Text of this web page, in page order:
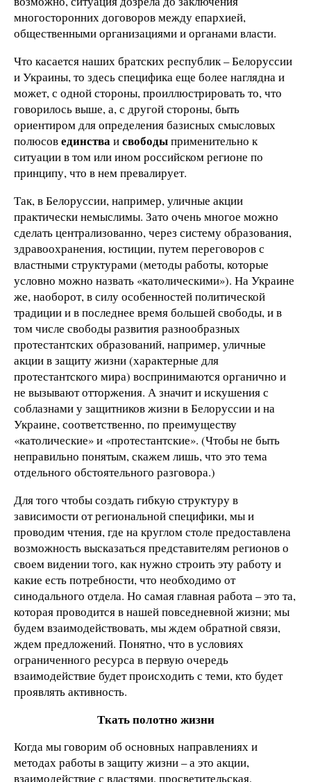
многосторонних договоров между епархией,
общественными организациями и органами власти.
Что касается наших братских республик – Белоруссии
и Украины, то здесь специфика еще более наглядна и
может, с одной стороны, проиллюстрировать то, что
говорилось выше, а, с другой стороны, быть
ориентиром для определения базисных смысловых
полюсовединстваисвободыприменительно к
ситуации в том или ином российском регионе по
принципу, что в нем превалирует.
Так, в Белоруссии, например, уличные акции
практически немыслимы. Зато очень многое можно
сделать централизованно, через систему образования,
здравоохранения, юстиции, путем переговоров с
властными структурами (методы работы, которые
условно можно назвать «католическими»). На Украине
же, наоборот, в силу особенностей политической
традиции и в последнее время большей свободы, и в
том числе свободы развития разнообразных
протестантских образований, например, уличные
акции в защиту жизни (характерные для
протестантского мира) воспринимаются органично и
не вызывают отторжения. А значит и искушения с
соблазнами у защитников жизни в Белоруссии и на
Украине, соответственно, по преимуществу
«католические» и «протестантские». (Чтобы не быть
неправильно понятым, скажем лишь, что это тема
отдельного обстоятельного разговора.)
Для того чтобы создать гибкую структуру в
зависимости от региональной специфики, мы и
проводим чтения, где на круглом столе предоставлена
возможность высказаться представителям регионов о
своем видении того, как нужно строить эту работу и
какие есть потребности, что необходимо от
синодального отдела. Но самая главная работа – это та,
которая проводится в нашей повседневной жизни; мы
будем взаимодействовать, мы ждем обратной связи,
ждем предложений. Понятно, что в условиях
ограниченного ресурса в первую очередь
взаимодействие будет происходить с теми, кто будет
проявлять активность.
Ткать полотно жизни
Когда мы говорим об основных направлениях и
методах работы в защиту жизни – а это акции,
взаимодействие с властями, просветительская,